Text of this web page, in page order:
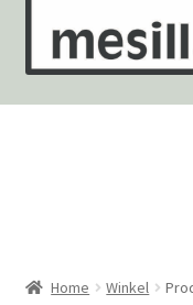
Wandtegels
Mozaïekvellen
Home Winkel